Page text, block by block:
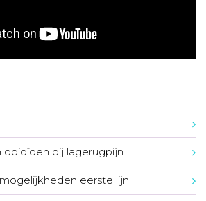
opioïden bij lagerugpijn
eerste lijn